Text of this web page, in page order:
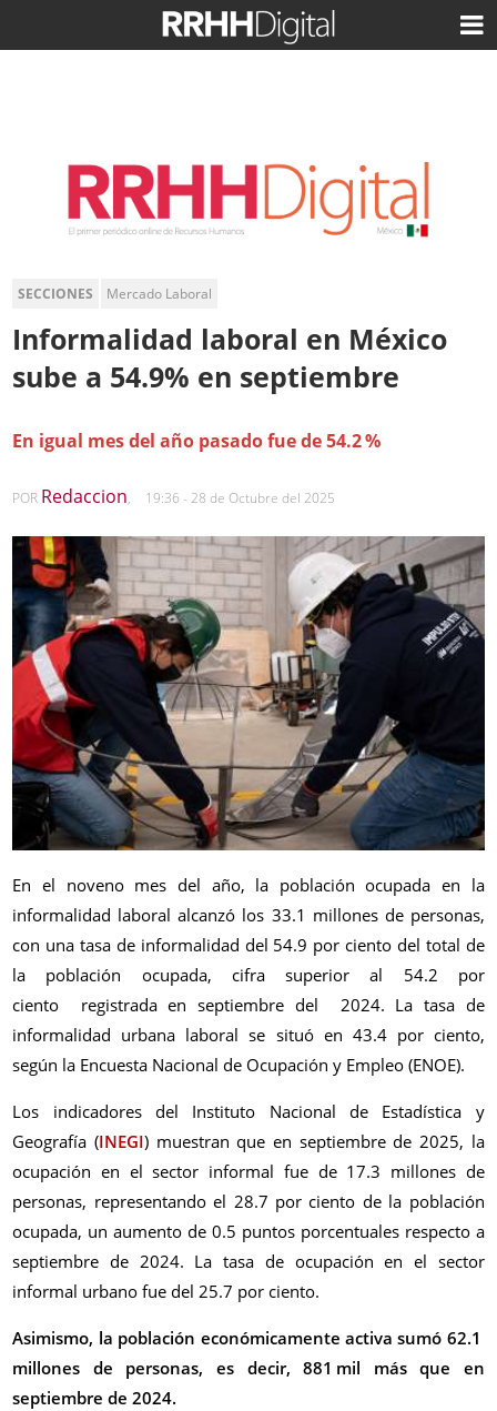
SECCIONES Mercado Laboral
Informalidad laboral en México
sube a 54.9% en septiembre
En igual mes del año pasado fue de 54.2 %
POR Redaccion, 19:36 - 28 de Octubre del 2025
En el noveno mes del año, la población ocupada en la
informalidad laboral alcanzó los 33.1 millones de personas,
con una tasa de informalidad del 54.9 por ciento del total de
la población ocupada, cifra superior al 54.2 por
ciento
registrada en septiembre del 2024. La tasa de
informalidad urbana laboral se situó en 43.4 por ciento,
según la Encuesta Nacional de Ocupación y Empleo (ENOE).
Los indicadores del Instituto Nacional de Estadística y
Geografía (INEGI) muestran que en septiembre de 2025, la
ocupación en el sector informal fue de 17.3 millones de
personas, representando el 28.7 por ciento de la población
ocupada, un aumento de 0.5 puntos porcentuales respecto a
septiembre de 2024. La tasa de ocupación en el sector
informal urbano fue del 25.7 por ciento.
Asimismo, la población económicamente activa sumó 62.1
millones de personas, es decir, 881 mil más que en
septiembre de 2024.